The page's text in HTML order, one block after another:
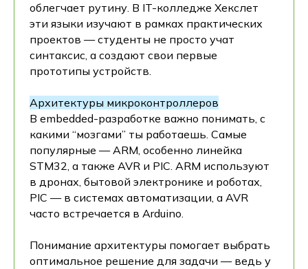
облегчает рутину. В IT-колледже Хекслет
эти языки изучают в рамках практических
проектов — студенты не просто учат
синтаксис, а создают свои первые
прототипы устройств.
Архитектуры микроконтроллеров
В embedded-разработке важно понимать, с
какими “мозгами” ты работаешь. Самые
популярные — ARM, особенно линейка
STM32, а также AVR и PIC. ARM используют
в дронах, бытовой электронике и роботах,
PIC — в системах автоматизации, а AVR
часто встречается в Arduino.
Понимание архитектуры помогает выбрать
оптимальное решение для задачи — ведь у